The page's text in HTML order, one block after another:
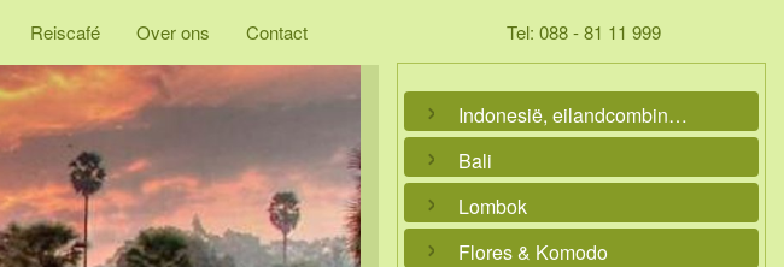
Reiscafé Over ons Contact Tel: 088 - 81 11 999
Indonesië, eilandcombinaties
Bali
Lombok
Flores & Komodo